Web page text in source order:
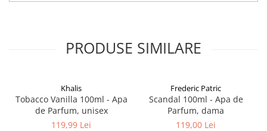
PRODUSE SIMILARE
Khalis
Tobacco Vanilla 100ml - Apa
de Parfum, unisex
119,99 Lei
Frederic Patric
Scandal 100ml - Apa de
Parfum, dama
119,00 Lei